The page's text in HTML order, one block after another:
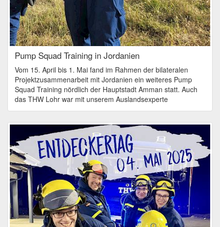
Pump Squad Training in Jordanien
Vom 15. April bis 1. Mai fand im Rahmen der bilateralen
Projektzusammenarbeit mit Jordanien ein weiteres Pump
Squad Training nördlich der Hauptstadt Amman statt. Auch
das THW Lohr war mit unserem Auslandsexperte